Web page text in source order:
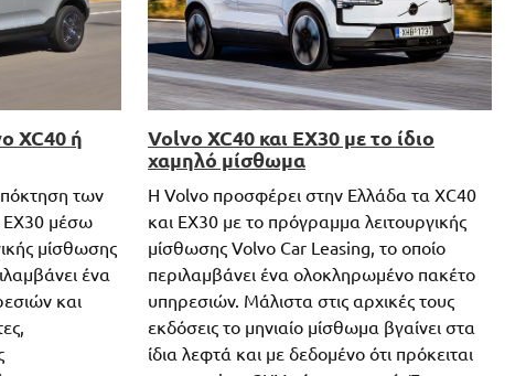
XC40 ή
των
ΕΧ30 μέσω
μίσθωσης
ένα
και
Volvo XC40 και EX30 με το ίδιο
χαμηλό μίσθωμα
Η Volvo προσφέρει στην Ελλάδα τα XC40
και ΕΧ30 με το πρόγραμμα λειτουργικής
μίσθωσης Volvo Car Leasing, το οποίο
περιλαμβάνει ένα ολοκληρωμένο πακέτο
υπηρεσιών. Μάλιστα στις αρχικές τους
εκδόσεις το μηνιαίο μίσθωμα βγαίνει στα
ίδια λεφτά και με δεδομένο ότι πρόκειται